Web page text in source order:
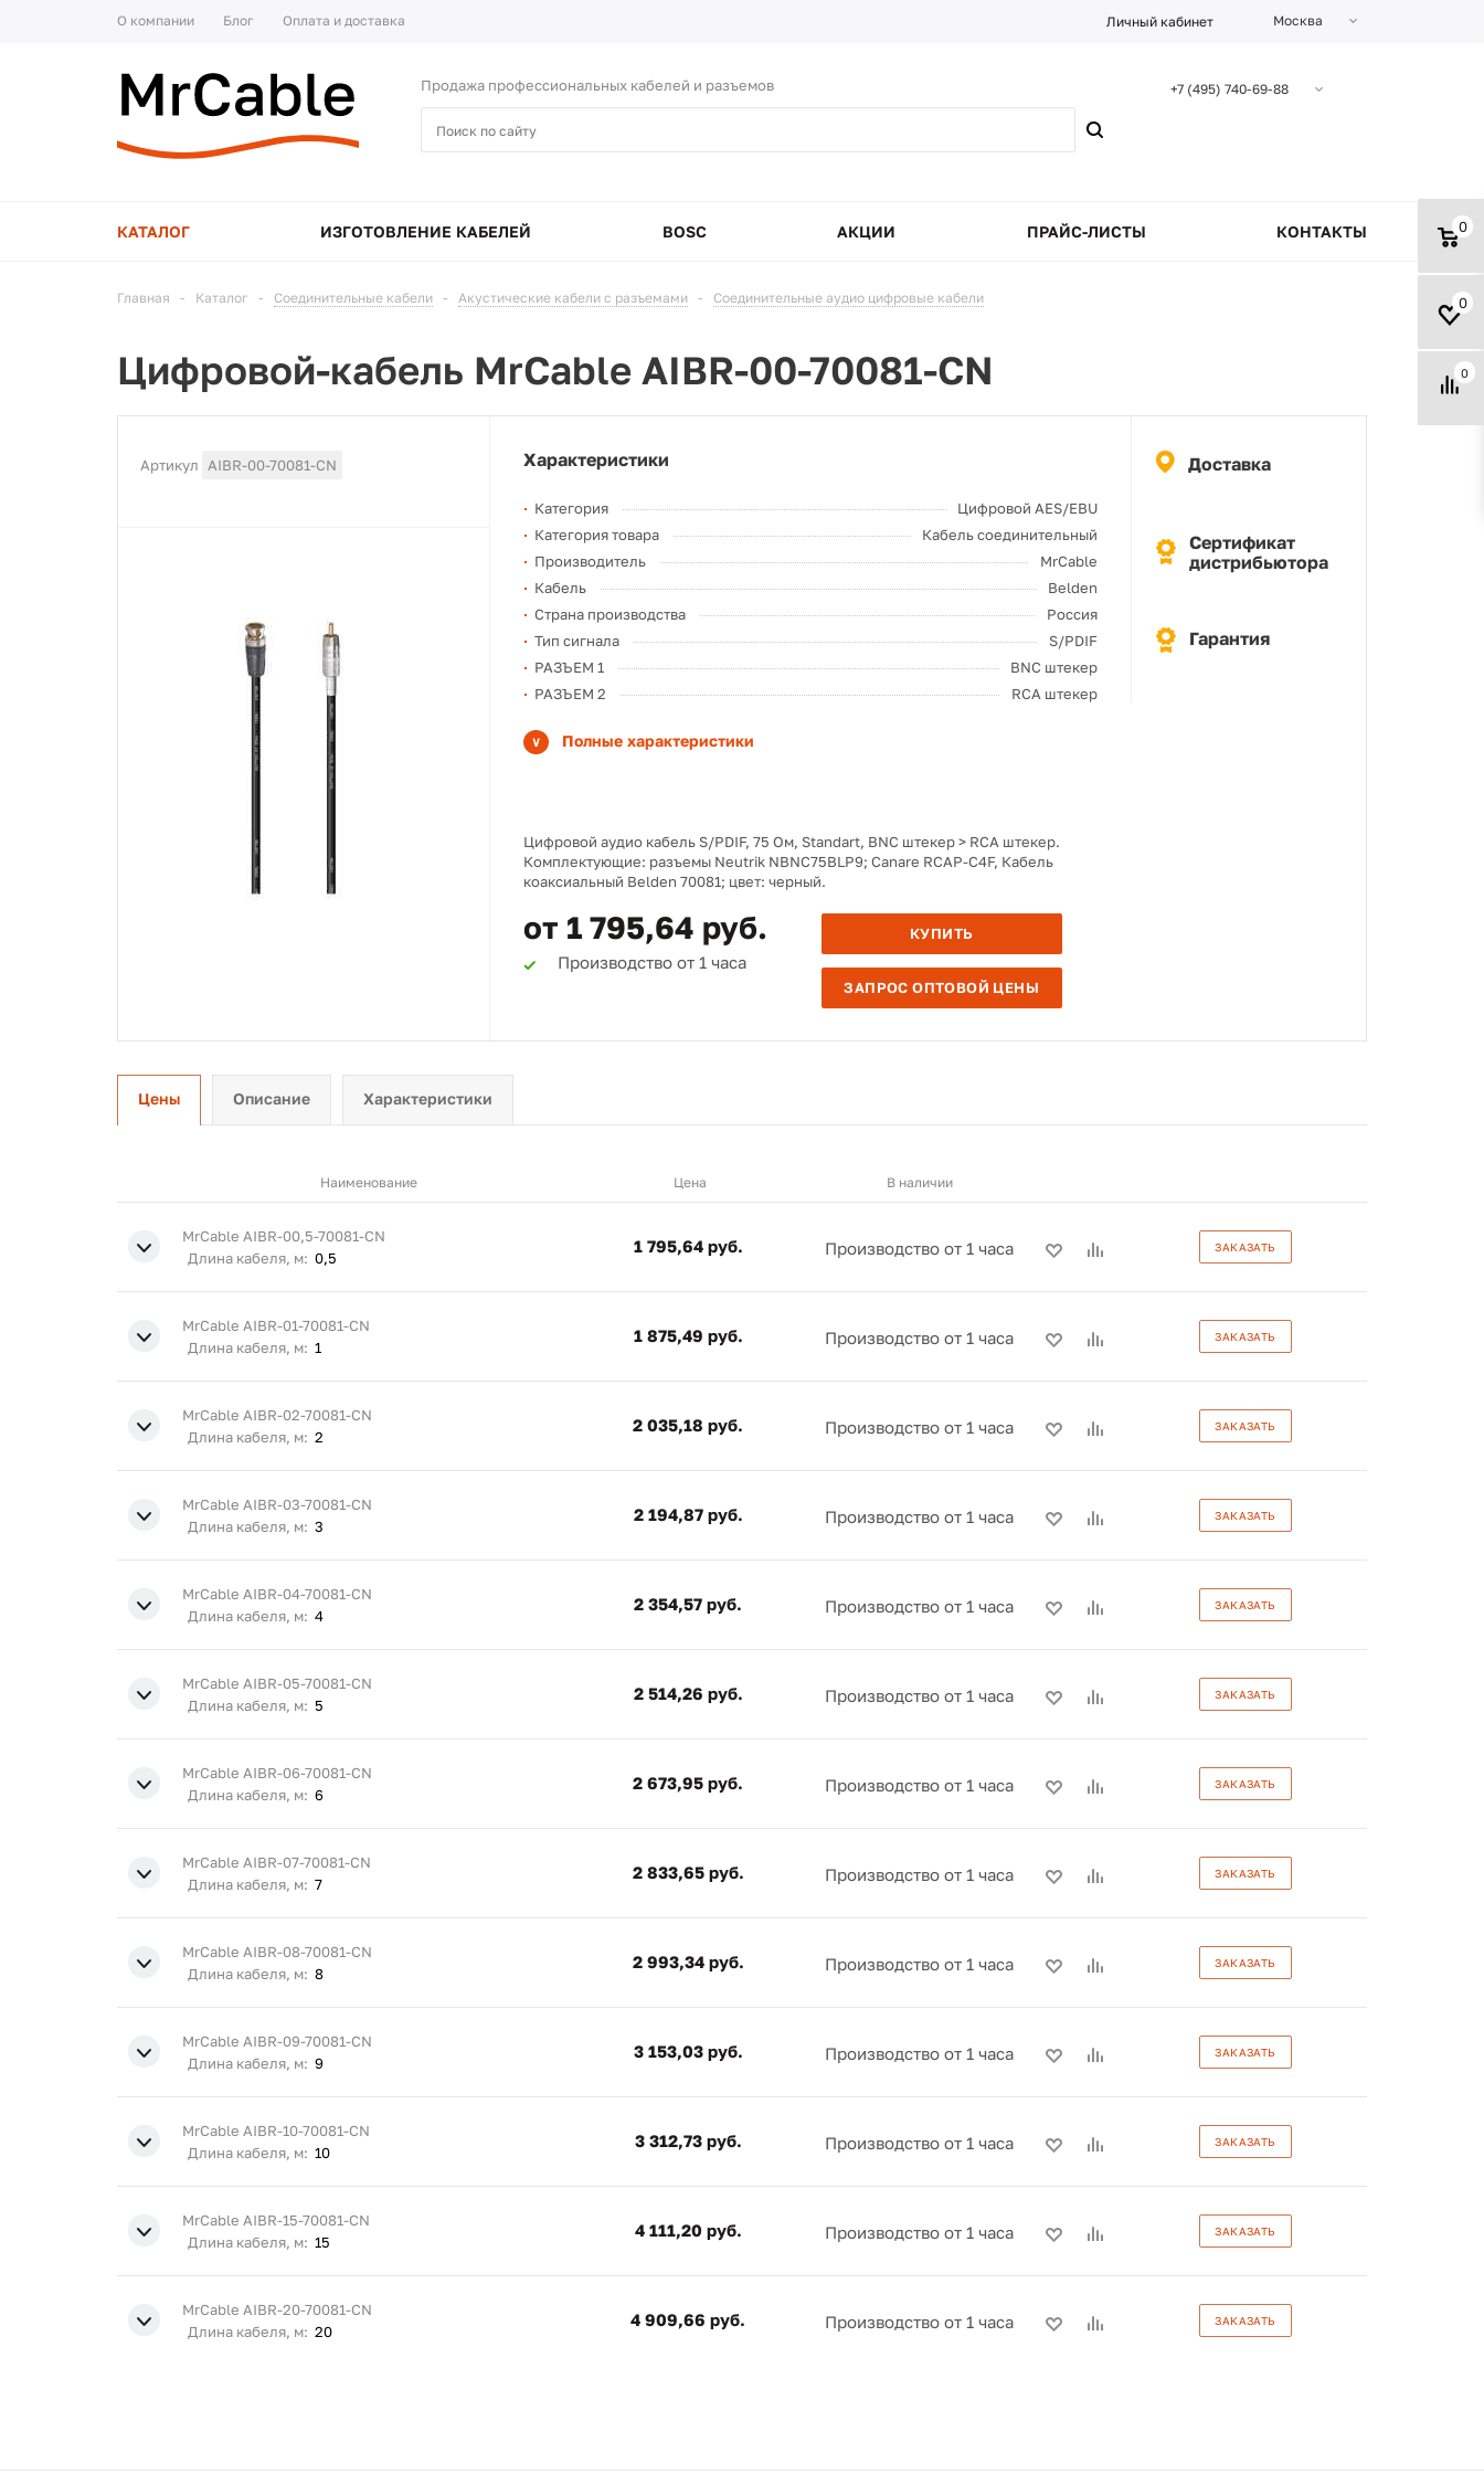
О компании Блог Оплата и доставка Личный кабинет Москва
Продажа профессиональных кабелей и разъемов +7 (495) 740-69-88
0
0
0
КАТАЛОГ ИЗГОТОВЛЕНИЕ КАБЕЛЕЙ BOSC АКЦИИ ПРАЙС-ЛИСТЫ КОНТАКТЫ
Главная - Каталог - Соединительные кабели - Акустические кабели с разъемами - Соединительные аудио цифровые кабели
Цифровой-кабель MrCable AIBR-00-70081-CN
Артикул AIBR-00-70081-CN Характеристики
Категория
Цифровой AES/EBU
Категория товара
Кабель соединительный
Производитель
MrCable
Кабель
Belden
Страна производства
Россия
Тип сигнала
S/PDIF
РАЗЪЕМ 1
BNC штекер
РАЗЪЕМ 2
RCA штекер
Полные характеристики
Цифровой аудио кабель S/PDIF, 75 Ом, Standart, BNC штекер > RCA штекер.
Комплектующие: разъемы Neutrik NBNC75BLP9; Canare RCAP-C4F, Кабель
коаксиальный Belden 70081; цвет: черный.
от 1 795,64 руб.
Производство от 1 часа
КУПИТЬ
ЗАПРОС ОПТОВОЙ ЦЕНЫ
Доставка
Сертификат
дистрибьютора
Гарантия
Цены Описание Характеристики
Наименование Цена В наличии
MrCable AIBR-00,5-70081-CN
Длина кабеля, м: 0,5
1 795,64 руб. Производство от 1 часа ЗАКАЗАТЬ
MrCable AIBR-01-70081-CN
Длина кабеля, м: 1
1 875,49 руб. Производство от 1 часа ЗАКАЗАТЬ
MrCable AIBR-02-70081-CN
Длина кабеля, м: 2
2 035,18 руб. Производство от 1 часа ЗАКАЗАТЬ
MrCable AIBR-03-70081-CN
Длина кабеля, м: 3
2 194,87 руб. Производство от 1 часа ЗАКАЗАТЬ
MrCable AIBR-04-70081-CN
Длина кабеля, м: 4
2 354,57 руб. Производство от 1 часа ЗАКАЗАТЬ
MrCable AIBR-05-70081-CN
Длина кабеля, м: 5
2 514,26 руб. Производство от 1 часа ЗАКАЗАТЬ
MrCable AIBR-06-70081-CN
Длина кабеля, м: 6
2 673,95 руб. Производство от 1 часа ЗАКАЗАТЬ
MrCable AIBR-07-70081-CN
Длина кабеля, м: 7
2 833,65 руб. Производство от 1 часа ЗАКАЗАТЬ
MrCable AIBR-08-70081-CN
Длина кабеля, м: 8
2 993,34 руб. Производство от 1 часа ЗАКАЗАТЬ
MrCable AIBR-09-70081-CN
Длина кабеля, м: 9
3 153,03 руб. Производство от 1 часа ЗАКАЗАТЬ
MrCable AIBR-10-70081-CN
Длина кабеля, м: 10
3 312,73 руб. Производство от 1 часа ЗАКАЗАТЬ
MrCable AIBR-15-70081-CN
Длина кабеля, м: 15
4 111,20 руб. Производство от 1 часа ЗАКАЗАТЬ
MrCable AIBR-20-70081-CN
Длина кабеля, м: 20
4 909,66 руб. Производство от 1 часа ЗАКАЗАТЬ